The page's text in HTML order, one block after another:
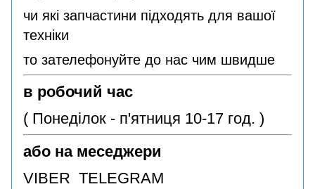
чи які запчастини підходять для вашої
техніки
то зателефонуйте до нас чим швидше
в робочий час
( Понеділок - п'ятниця 10-17 год. )
або на меседжери
VIBER TELEGRAM